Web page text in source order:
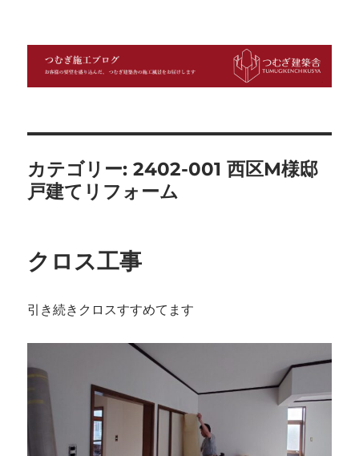
つむぎ施工ブログ
カテゴリー:2402-001 西区M様邸
戸建てリフォーム
クロス工事
引き続きクロスすすめてます